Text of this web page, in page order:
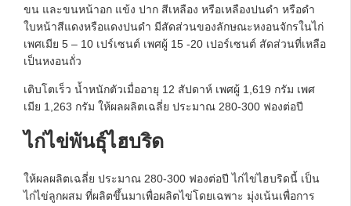
ขน และขนหน้าอก แข้ง ปาก สีเหลือง หรือเหลืองปนดำ หรือดำ
ใบหน้าสีแดงหรือแดงปนดำ มีสัดส่วนของลักษณะหงอนจักรในไก่
เพศเมีย 5 – 10 เปร์เซนต์ เพศผู้ 15 -20 เปอร์เซนต์ สัดส่วนที่เหลือ
เป็นหงอนถั่ว
เติบโตเร็ว น้ำหนักตัวเมื่ออายุ 12 สัปดาห์ เพศผู้ 1,619 กรัม เพศ
เมีย 1,263 กรัม ให้ผลผลิตเฉลี่ย ประมาณ 280-300 ฟองต่อปี
ไก่ไข่พันธุ์ไฮบริด
ให้ผลผลิตเฉลี่ย ประมาณ 280-300 ฟองต่อปี ไก่ไข่ไฮบริดนี้ เป็น
ไก่ไข่ลูกผสม ที่ผลิตขึ้นมาเพื่อผลิตไข่โดยเฉพาะ มุ่งเน้นเพื่อการ